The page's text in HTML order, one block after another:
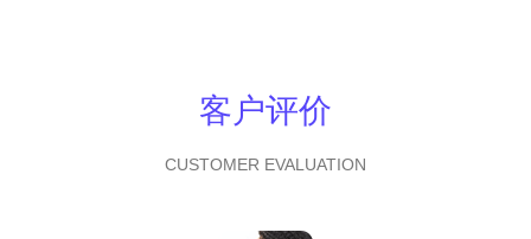
客户评价
CUSTOMER EVALUATION